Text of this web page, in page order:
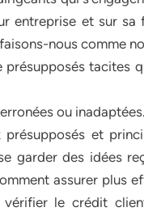
entreprise et sur
nous comme
tacites
ou inadaptées.
présupposés et
garder des idées
assurer plus
vérifier le crédit